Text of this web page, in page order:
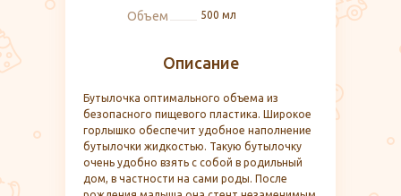
Описание
Бутылочка оптимального объема из
безопасного пищевого пластика. Широкое
горлышко обеспечит удобное наполнение
бутылочки жидкостью. Такую бутылочку
очень удобно взять с собой в родильный
дом, в частности на сами роды. После
Объем 500 мл